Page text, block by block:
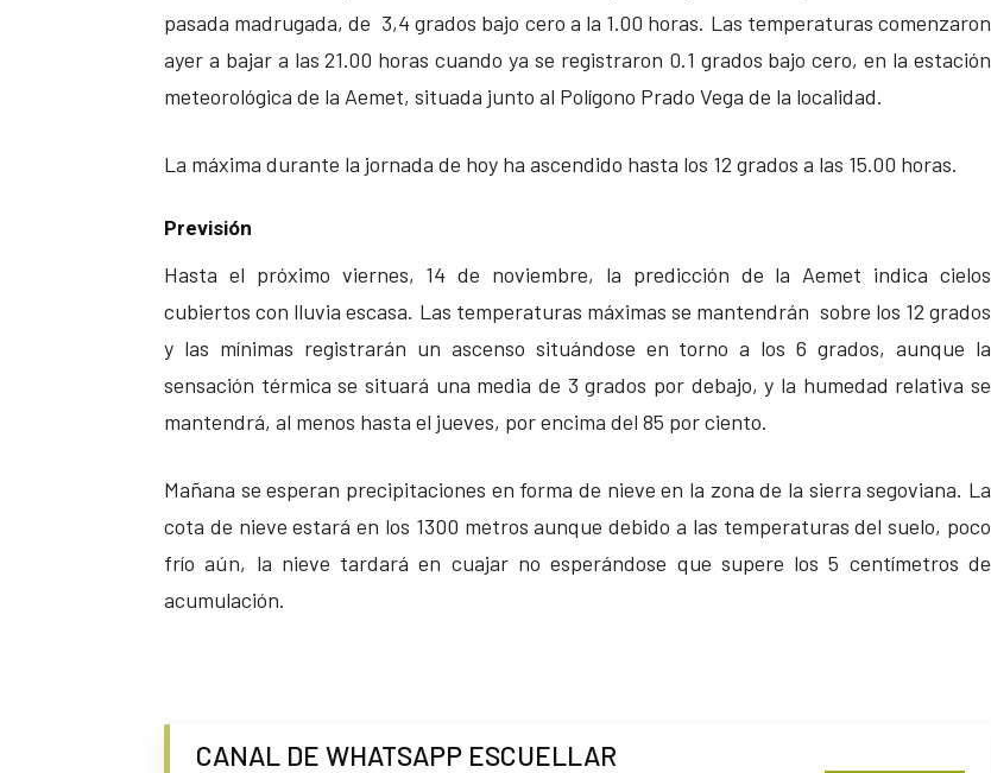
pasada madrugada, de 3,4 grados bajo cero a la 1.00 horas. Las temperaturas comenzaron
ayer a bajar a las 21.00 horas cuando ya se registraron 0.1 grados bajo cero, en la estación
meteorológica de la Aemet, situada junto al Polígono Prado Vega de la localidad.
La máxima durante la jornada de hoy ha ascendido hasta los 12 grados a las 15.00 horas.
Previsión
Hasta el próximo viernes, 14 de noviembre, la predicción de la Aemet indica cielos
cubiertos con lluvia escasa. Las temperaturas máximas se mantendrán sobre los 12 grados
y las mínimas registrarán un ascenso situándose en torno a los 6 grados, aunque la
sensación térmica se situará una media de 3 grados por debajo, y la humedad relativa se
mantendrá, al menos hasta el jueves, por encima del 85 por ciento.
Mañana se esperan precipitaciones en forma de nieve en la zona de la sierra segoviana. La
cota de nieve estará en los 1300 metros aunque debido a las temperaturas del suelo, poco
frío aún, la nieve tardará en cuajar no esperándose que supere los 5 centímetros de
acumulación.
CANAL DE WHATSAPP ESCUELLAR